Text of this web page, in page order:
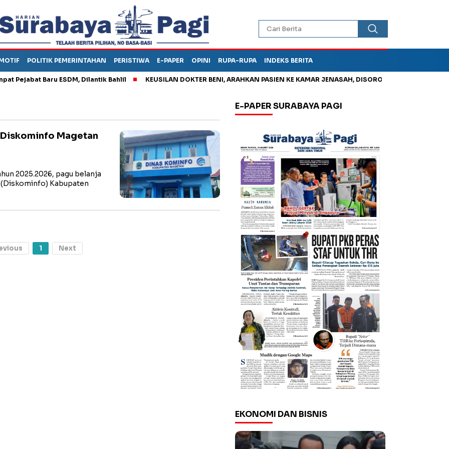
POLITIK PEMERINTAHAN PERISTIWA E-PAPER OPINI RUPA-RUPA INDEKS BERITA
Baru ESDM, Dilantik Bahlil KEUSILAN DOKTER BENI, ARAHKAN PASIEN KE KAMAR JENASAH, DISOROT
Magetan
2025.2026, pagu belanja
Kabupaten
1 Next
E-PAPER SURABAYA PAGI
EKONOMI DAN BISNIS